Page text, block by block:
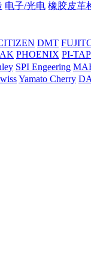
电子/光电 橡胶皮革
DMT
PHOENIX PI-
SPI Engeering
Yamato Cherry